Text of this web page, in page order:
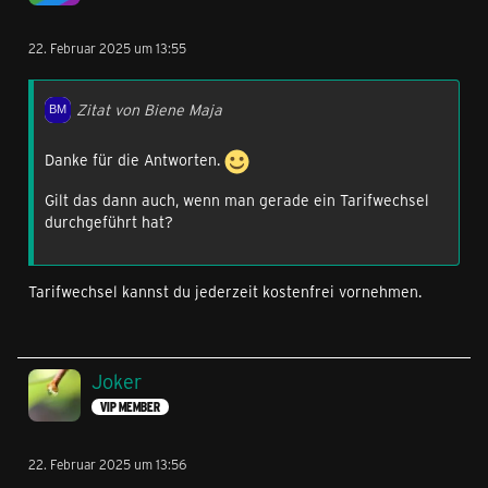
22. Februar 2025 um 13:55
Zitat von Biene Maja
Danke für die Antworten.
Gilt das dann auch, wenn man gerade ein Tarifwechsel
durchgeführt hat?
Tarifwechsel kannst du jederzeit kostenfrei vornehmen.
Joker
VIP MEMBER
22. Februar 2025 um 13:56